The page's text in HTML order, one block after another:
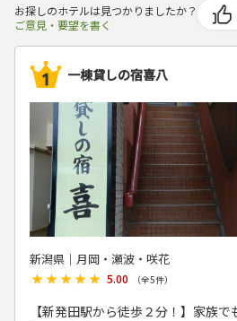
お探しのホテルは見つかりましたか？
ご意見・要望を書く
一棟貸しの宿喜八
新潟県│月岡・瀬波・咲花
★★★★★
★★★★★ 5.00 （全5件）
【新発田駅から徒歩２分！】家族